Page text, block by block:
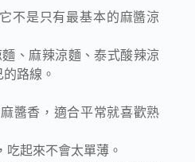
不是只有最基本的麻醬涼
、麻辣涼麵、泰式酸辣涼
路線。
醬香，適合平常就喜歡熟
吃起來不會太單薄。